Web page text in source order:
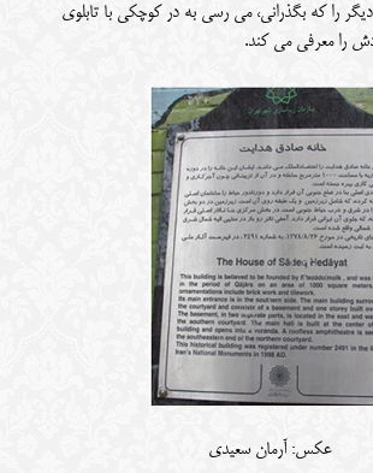
را که بگذرانی، می رسی به در کوچکی با تابلوی
را معرفی می کند.
عکس: آرمان سعیدی